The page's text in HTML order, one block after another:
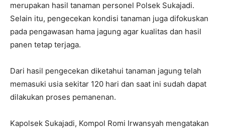
merupakan hasil tanaman personel Polsek Sukajadi.
Selain itu, pengecekan kondisi tanaman juga difokuskan
pada pengawasan hama jagung agar kualitas dan hasil
panen tetap terjaga.
Dari hasil pengecekan diketahui tanaman jagung telah
memasuki usia sekitar 120 hari dan saat ini sudah dapat
dilakukan proses pemanenan.
Kapolsek Sukajadi, Kompol Romi Irwansyah mengatakan